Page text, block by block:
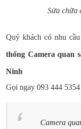
Sửa chữa
Quý khách có nhu
thống Camera quan
Ninh
Gọi ngay 093 444 5354
Camera